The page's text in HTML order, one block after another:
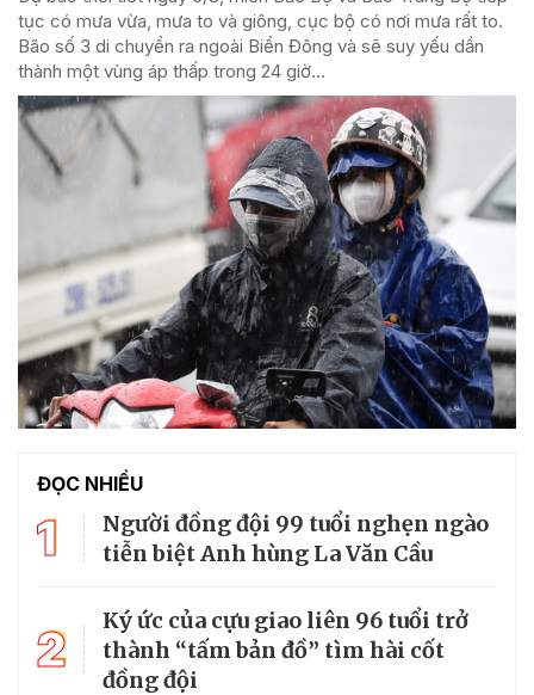
tục có mưa vừa, mưa to và giông, cục bộ có nơi mưa rất to.
Bão số 3 di chuyển ra ngoài Biển Đông và sẽ suy yếu dần
thành một vùng áp thấp trong 24 giờ...
ĐỌC NHIỀU
1
Người đồng đội 99 tuổi nghẹn ngào
tiễn biệt Anh hùng La Văn Cầu
2
Ký ức của cựu giao liên 96 tuổi trở
thành “tấm bản đồ” tìm hài cốt
đồng đội